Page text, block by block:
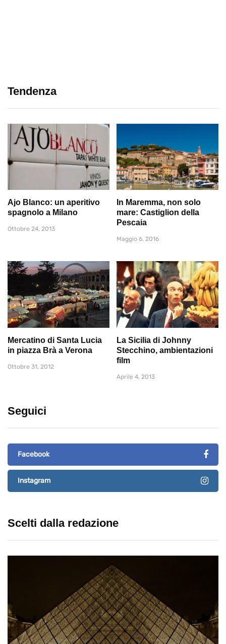
Tendenza
Ajo Blanco: un aperitivo
spagnolo a Milano
Ottobre 24, 2013
In Maremma, non solo
mare: Castiglion della
Pescaia
Maggio 6, 2016
Mercatino di Santa Lucia
in piazza Brà a Verona
Ottobre 31, 2012
La Sicilia di Johnny
Stecchino, ambientazioni
film
Aprile 4, 2013
Seguici
Facebook
Instagram
Scelti dalla redazione